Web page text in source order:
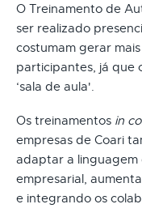
O Treinamento de
ser realizado
costumam gerar
participantes, já que
‘sala de aula'.
Os treinamentos in
empresas de Coari
adaptar a
empresarial,
e integrando os